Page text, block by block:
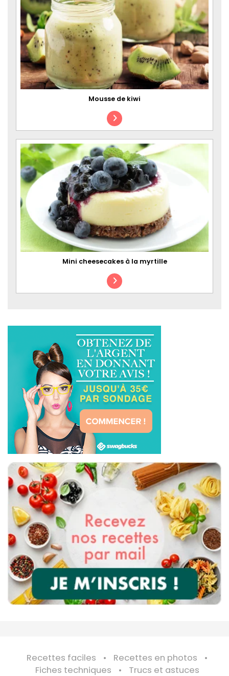
Mousse de kiwi
Mini cheesecakes à la myrtille
Recettes faciles
Recettes en photos
Fiches techniques
Trucs et astuces